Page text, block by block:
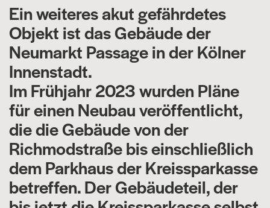
Ein weiteres akut gefährdetes
Objekt ist das Gebäude der
Neumarkt Passage in der Kölner
Innenstadt.
Im Frühjahr 2023 wurden Pläne
für einen Neubau veröffentlicht,
die die Gebäude von der
Richmodstraße bis einschließlich
dem Parkhaus der Kreissparkasse
betreffen. Der Gebäudeteil, der